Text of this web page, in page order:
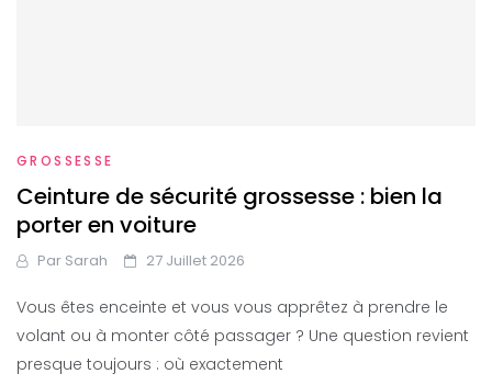
GROSSESSE
Ceinture de sécurité grossesse : bien la
porter en voiture
Par Sarah 27 Juillet 2026
Vous êtes enceinte et vous vous apprêtez à prendre le
volant ou à monter côté passager ? Une question revient
presque toujours : où exactement